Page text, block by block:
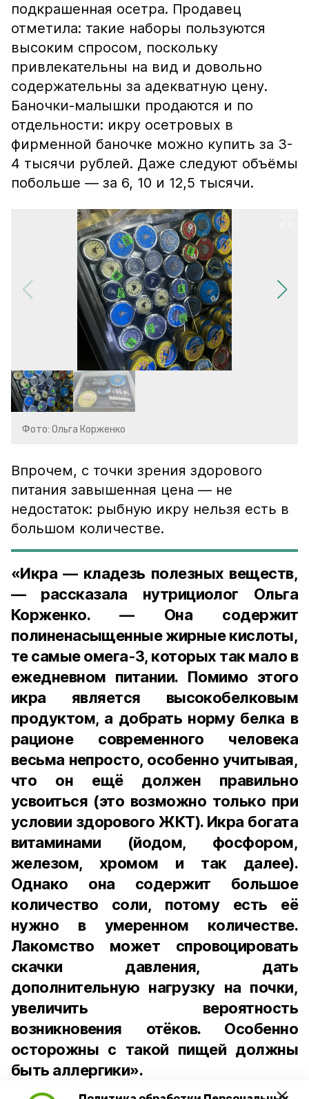
подкрашенная осетра. Продавец
отметила: такие наборы пользуются
высоким спросом, поскольку
привлекательны на вид и довольно
содержательны за адекватную цену.
Баночки-малышки продаются и по
отдельности: икру осетровых в
фирменной баночке можно купить за 3-
4 тысячи рублей. Даже следуют объёмы
побольше — за 6, 10 и 12,5 тысячи.
Фото: Ольга Корженко
Впрочем, с точки зрения здорового
питания завышенная цена — не
недостаток: рыбную икру нельзя есть в
большом количестве.
«Икра — кладезь полезных веществ,
— рассказала нутрициолог Ольга
Корженко. — Она содержит
полиненасыщенные жирные кислоты,
те самые омега-3, которых так мало в
ежедневном питании. Помимо этого
икра является высокобелковым
продуктом, а добрать норму белка в
рационе современного человека
весьма непросто, особенно учитывая,
что он ещё должен правильно
усвоиться (это возможно только при
условии здорового ЖКТ). Икра богата
витаминами (йодом, фосфором,
железом, хромом и так далее).
Однако она содержит большое
количество соли, потому есть её
нужно в умеренном количестве.
Лакомство может спровоцировать
скачки давления, дать
дополнительную нагрузку на почки,
увеличить вероятность
возникновения отёков. Особенно
осторожны с такой пищей должны
быть аллергики».